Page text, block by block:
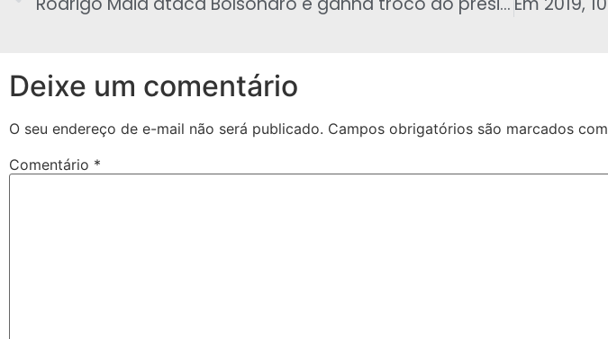
Deixe um comentário
O seu endereço de e-mail não será publicado. Campos obrigatórios são marcados com
Comentário *